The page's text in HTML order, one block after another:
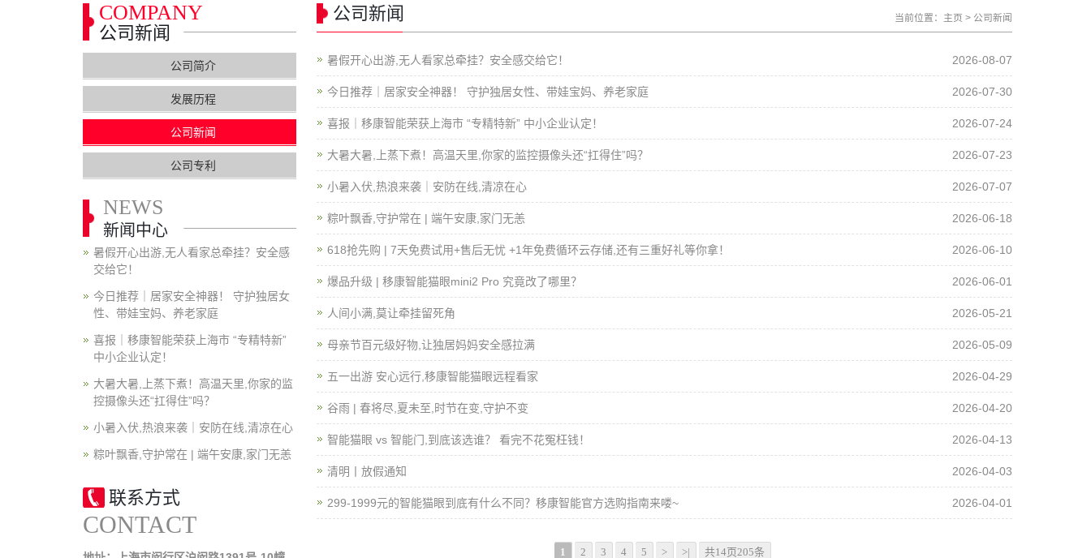
公司新闻 当前位置： 主页 > 公司新闻
暑假开心出游,无人看家总牵挂？安全感交给它！ 2026-08-07
今日推荐｜居家安全神器！ 守护独居女性、带娃宝妈、养老家庭 2026-07-30
喜报｜移康智能荣获上海市 “专精特新” 中小企业认定！ 2026-07-24
大暑大暑,上蒸下煮！高温天里,你家的监控摄像头还“扛得住”吗？ 2026-07-23
小暑入伏,热浪来袭｜安防在线,清凉在心 2026-07-07
粽叶飘香,守护常在 | 端午安康,家门无恙 2026-06-18
618抢先购 | 7天免费试用+售后无忧 +1年免费循环云存储,还有三重好礼等你拿！ 2026-06-10
爆品升级 | 移康智能猫眼mini2 Pro 究竟改了哪里？ 2026-06-01
人间小满,莫让牵挂留死角 2026-05-21
母亲节百元级好物,让独居妈妈安全感拉满 2026-05-09
五一出游 安心远行,移康智能猫眼远程看家 2026-04-29
谷雨 | 春将尽,夏未至,时节在变,守护不变 2026-04-20
智能猫眼 vs 智能门,到底该选谁？ 看完不花冤枉钱！ 2026-04-13
清明丨放假通知 2026-04-03
299-1999元的智能猫眼到底有什么不同？移康智能官方选购指南来喽~ 2026-04-01
1 2 3 4 5 > >| 共14页205条
COMPANY
公司新闻
公司简介
发展历程
公司新闻
公司专利
NEWS
新闻中心
暑假开心出游,无人看家总牵挂？安全感
交给它！
今日推荐｜居家安全神器！ 守护独居女
性、带娃宝妈、养老家庭
喜报｜移康智能荣获上海市 “专精特新”
中小企业认定！
大暑大暑,上蒸下煮！高温天里,你家的监
控摄像头还“扛得住”吗？
小暑入伏,热浪来袭｜安防在线,清凉在心
粽叶飘香,守护常在 | 端午安康,家门无恙
联系方式
CONTACT